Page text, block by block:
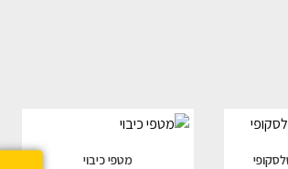
מטפי כיבוי